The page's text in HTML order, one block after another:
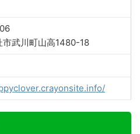
市武川町山高1480-18